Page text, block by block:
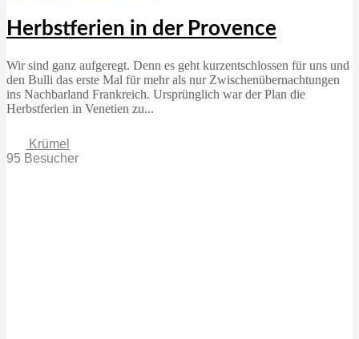
Herbstferien in der Provence
Wir sind ganz aufgeregt. Denn es geht kurzentschlossen für uns und
den Bulli das erste Mal für mehr als nur Zwischenübernachtungen
ins Nachbarland Frankreich. Ursprünglich war der Plan die
Herbstferien in Venetien zu...
Krümel
95 Besucher